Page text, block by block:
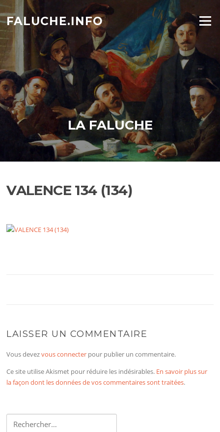
Aller
au
contenu
FALUCHE.INFO Menu
LA FALUCHE
VALENCE 134 (134)
LAISSER UN COMMENTAIRE
Vous devezvous connecter pour publier un commentaire.
Ce site utilise Akismet pour réduire les indésirables. En savoir plus sur
la façon dont les données de vos commentaires sont traitées.